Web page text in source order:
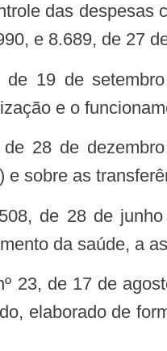
das
e 8.689, de 27
e o
sobre as
da saúde, a
elaborado de